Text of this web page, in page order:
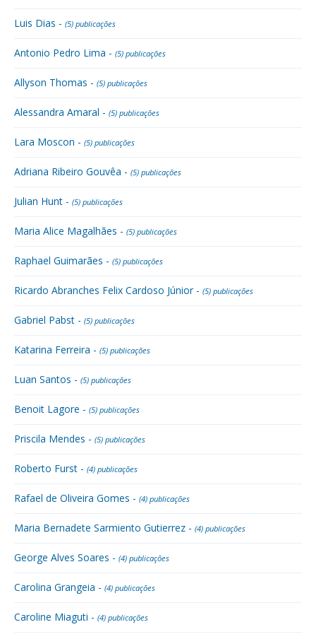
Luis Dias - (5) publicações
Antonio Pedro Lima - (5) publicações
Allyson Thomas - (5) publicações
Alessandra Amaral - (5) publicações
Lara Moscon - (5) publicações
Adriana Ribeiro Gouvêa - (5) publicações
Julian Hunt - (5) publicações
Maria Alice Magalhães - (5) publicações
Raphael Guimarães - (5) publicações
Ricardo Abranches Felix Cardoso Júnior - (5) publicações
Gabriel Pabst - (5) publicações
Katarina Ferreira - (5) publicações
Luan Santos - (5) publicações
Benoit Lagore - (5) publicações
Priscila Mendes - (5) publicações
Roberto Furst - (4) publicações
Rafael de Oliveira Gomes - (4) publicações
Maria Bernadete Sarmiento Gutierrez - (4) publicações
George Alves Soares - (4) publicações
Carolina Grangeia - (4) publicações
Caroline Miaguti - (4) publicações